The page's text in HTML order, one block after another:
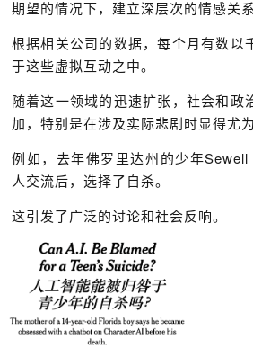
期望的情况下，建立深层次的情感关系
根据相关公司的数据，每个月有数以
于这些虚拟互动之中。
随着这一领域的迅速扩张，社会和政
加，特别是在涉及实际悲剧时显得尤为
例如，去年佛罗里达州的少年
人交流后，选择了自杀。
这引发了广泛的讨论和社会反响。